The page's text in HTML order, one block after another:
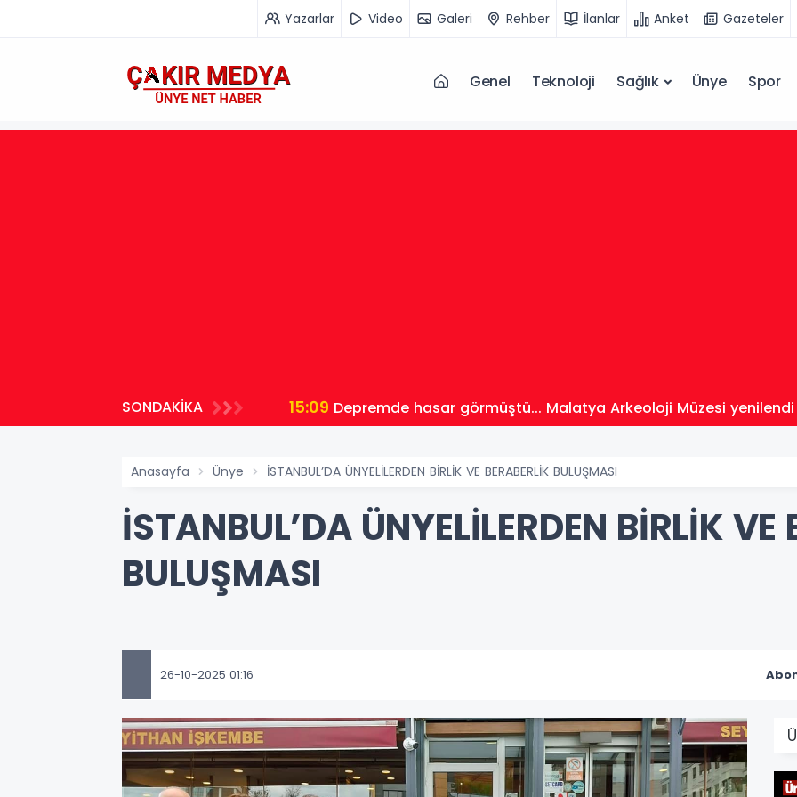
Yazarlar Video Galeri Rehber İlanlar Anket Gazeteler
Genel Teknoloji Sağlık Ünye Spor
SONDAKİKA 15:09 Depremde hasar görmüştü... Malatya Arkeoloji Müzesi yenilendi
Anasayfa Ünye İSTANBUL’DA ÜNYELİLERDEN BİRLİK VE BERABERLİK BULUŞMASI
İSTANBUL’DA ÜNYELİLERDEN BİRLİK VE
BULUŞMASI
26-10-2025 01:16